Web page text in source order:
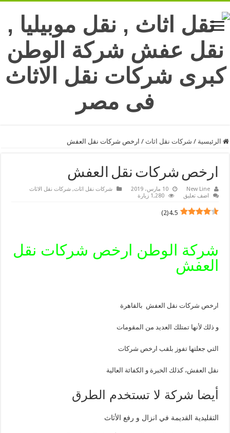
الرئيسية / شركات نقل اثاث / ارخص شركات نقل العفش
ارخص شركات نقل العفش
New Line 10 مارس، 2019 شركات نقل اثاث,شركات نقل الاثاث
اضف تعليق
1,280 زيارة
4.5
(
2
)
شركة الوطن ارخص شركات نقل
العفش
ارخص شركات نقل العفش بالقاهرة
و ذلك لأنها تمتلك العديد من المقومات
التي جعلتها تفوز بلقب ارخص شركات
نقل العفش، كذلك الخبرة و الكفائة العالية
أيضا شركة لا تستخدم الطرق
التقليدية القديمة في انزال و رفع الأثاث